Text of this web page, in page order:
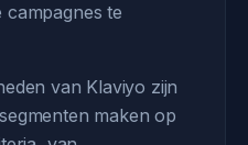
campagnes te
van Klaviyo zijn
maken op